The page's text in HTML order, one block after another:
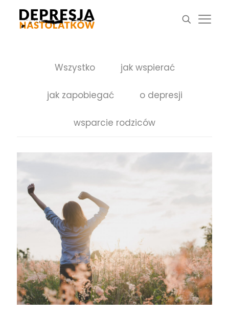
Wszystko jak wspierać
jak zapobiegać o depresji
wsparcie rodziców